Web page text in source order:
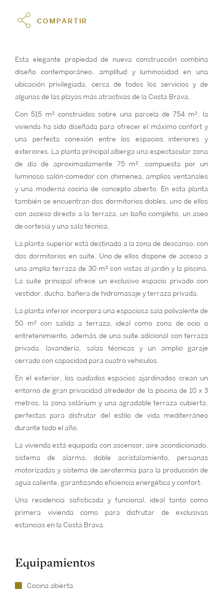
COMPARTIR
Esta elegante propiedad de nueva construcción combina
diseño contemporáneo, amplitud y luminosidad en una
ubicación privilegiada, cerca de todos los servicios y de
algunas de las playas más atractivas de la Costa Brava.
Con 515 m² construidos sobre una parcela de 754 m², la
vivienda ha sido diseñada para ofrecer el máximo confort y
una perfecta conexión entre los espacios interiores y
exteriores. La planta principal alberga una espectacular zona
de día de aproximadamente 75 m², compuesta por un
luminoso salón-comedor con chimenea, amplios ventanales
y una moderna cocina de concepto abierto. En esta planta
también se encuentran dos dormitorios dobles, uno de ellos
con acceso directo a la terraza, un baño completo, un aseo
de cortesía y una sala técnica.
La planta superior está destinada a la zona de descanso, con
dos dormitorios en suite. Uno de ellos dispone de acceso a
una amplia terraza de 30 m² con vistas al jardín y la piscina.
La suite principal ofrece un exclusivo espacio privado con
vestidor, ducha, bañera de hidromasaje y terraza privada.
La planta inferior incorpora una espaciosa sala polivalente de
50 m² con salida a terraza, ideal como zona de ocio o
entretenimiento, además de una suite adicional con terraza
privada, lavandería, salas técnicas y un amplio garaje
cerrado con capacidad para cuatro vehículos.
En el exterior, los cuidados espacios ajardinados crean un
entorno de gran privacidad alrededor de la piscina de 10 x 3
metros, la zona solárium y una agradable terraza cubierta,
perfectas para disfrutar del estilo de vida mediterráneo
durante todo el año.
La vivienda está equipada con ascensor, aire acondicionado,
sistema de alarma, doble acristalamiento, persianas
motorizadas y sistema de aerotermia para la producción de
agua caliente, garantizando eficiencia energética y confort.
Una residencia sofisticada y funcional, ideal tanto como
primera vivienda como para disfrutar de exclusivas
estancias en la Costa Brava.
Equipamientos
Cocina abierta